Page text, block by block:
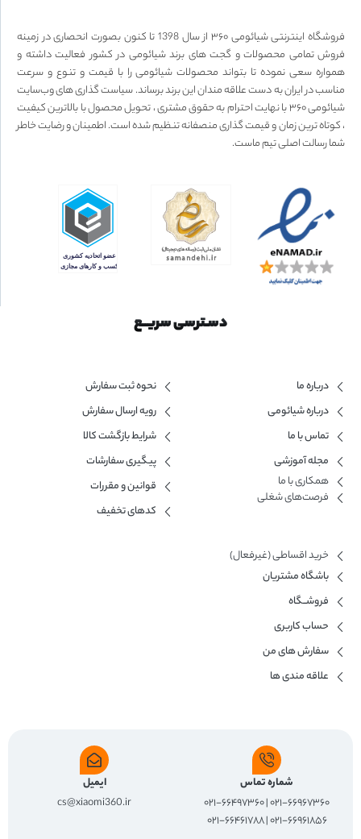
فروشگاه اینترنتی شیائومی ۳۶۰ از سال 1398 تا کنون بصورت انحصاری در زمینه
فروش تمامی محصولات و گجت های برند شیائومی در کشور فعالیت داشته و
همواره سعی نموده تا بتواند محصولات شیائومی را با قیمت و تنوع و سرعت
مناسب در ایران به دست علاقه مندان این برند برساند. سیاست گذاری های وب‌سایت
شیائومی ۳۶۰ با نهایت احترام به حقوق مشتری ، تحویل محصول با بالاترین کیفیت
، کوتاه ترین زمان و قیمت گذاری منصفانه تنظیم شده است. اطمینان و رضایت خاطر
شما رسالت اصلی تیم ماست.
دسـترسی سریــع
درباره ما
درباره شیائومی
تماس با ما
مجله آموزشی
همکاری با ما​
فرصت‌های شغلی
نحوه ثبت سفارش
رویه ارسال سفارش
شرایط بازگشت کالا
پیگیری سفارشات
قوانین و مقررات
کدهای تخفیف
خرید اقساطی (غیرفعال)
باشگاه مشتریان
فروشــگاه
حساب کاربری
سفارش های من
علاقه مندی ها
شماره تماس
۰۲۱-۶۶۹۶۷۳۶۰ | ۰۲۱-۶۶۴۹۷۳۶۰
۰۲۱-۶۶۹۶۱۸۵۶ | ۰۲۱-۶۶۴۶۱۷۸۸
ایمیل
cs@xiaomi360.ir